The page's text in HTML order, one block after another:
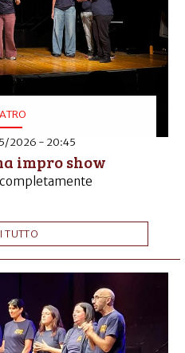
2026 - 20:45
impro show
TUTTO